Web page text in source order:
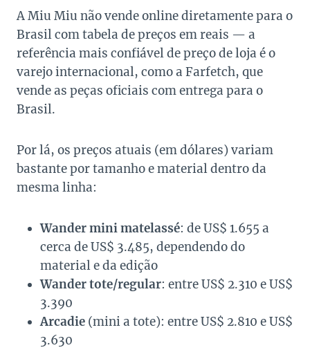
A Miu Miu não vende online diretamente para o
Brasil com tabela de preços em reais — a
referência mais confiável de preço de loja é o
varejo internacional, como a Farfetch, que
vende as peças oficiais com entrega para o
Brasil.
Por lá, os preços atuais (em dólares) variam
bastante por tamanho e material dentro da
mesma linha:
Wander mini matelassé: de US$ 1.655 a
cerca de US$ 3.485, dependendo do
material e da edição
Wander tote/regular: entre US$ 2.310 e US$
3.390
Arcadie (mini a tote): entre US$ 2.810 e US$
3.630